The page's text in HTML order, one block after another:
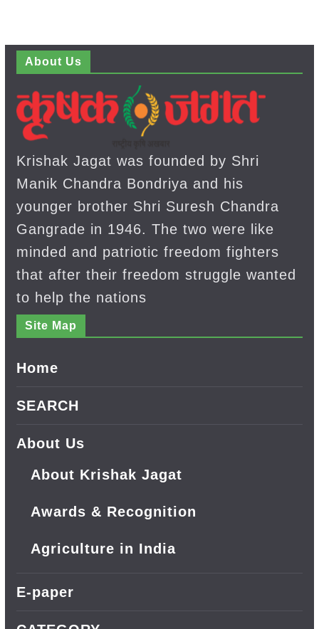
About Us
Krishak Jagat was founded by Shri
Manik Chandra Bondriya and his
younger brother Shri Suresh Chandra
Gangrade in 1946. The two were like
minded and patriotic freedom fighters
that after their freedom struggle wanted
to help the nations
Site Map
Home
SEARCH
About Us
About Krishak Jagat
Awards & Recognition
Agriculture in India
E-paper